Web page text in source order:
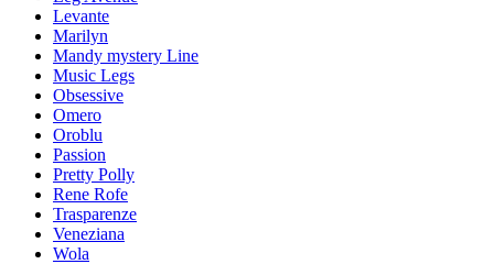
Levante
Marilyn
Mandy mystery Line
Music Legs
Obsessive
Omero
Oroblu
Passion
Pretty Polly
Rene Rofe
Trasparenze
Veneziana
Wola